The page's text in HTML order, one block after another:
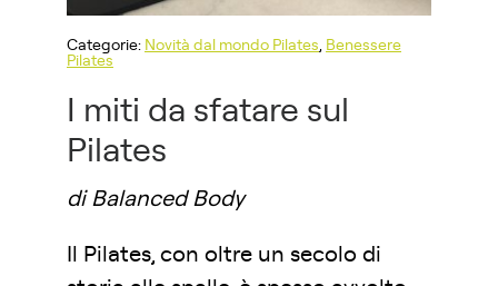
Categorie: Novità dal mondo Pilates, Benessere
Pilates
I miti da sfatare sul
Pilates
di Balanced Body
Il Pilates, con oltre un secolo di